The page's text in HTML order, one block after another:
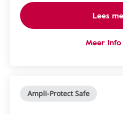
Lees
Meer info
Ampli-Protect Safe